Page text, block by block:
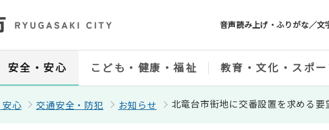
音声読み上げ・ふりがな／文
安全・安心 こども・健康・福祉 教育・文化・スポー
心 交通安全・防犯 お知らせ 北竜台市街地に交番設置を求める要